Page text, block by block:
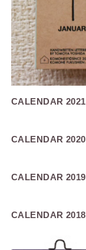
CALENDAR 2021
CALENDAR 2020
CALENDAR 2019
CALENDAR 2018